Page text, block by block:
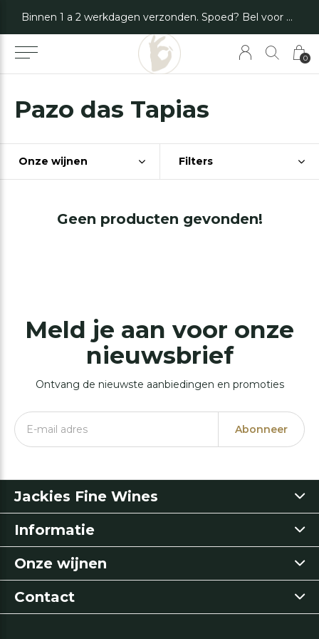
0
Binnen 1 a 2 werkdagen verzonden. Spoed? Bel voor de mogelijkheden.
Pazo das Tapias
Onze wijnen Filters
Geen producten gevonden!
Meld je aan voor onze
nieuwsbrief
Ontvang de nieuwste aanbiedingen en promoties
Abonneer
Jackies Fine Wines
Informatie
Onze wijnen
Contact